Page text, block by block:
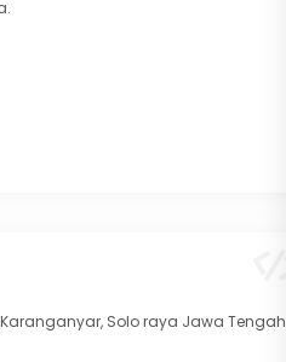
Solo raya Jawa Tengah